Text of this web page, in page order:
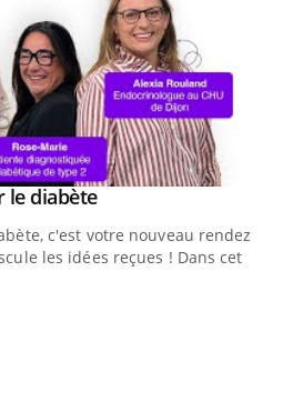
le diabèteYoutube
c'est votre nouveau rendez-
les idées reçues ! Dans cet